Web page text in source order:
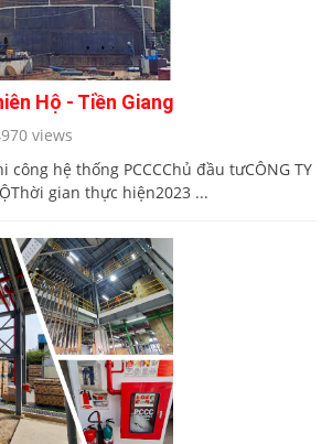
Hộ - Tiền Giang
views
công hệ thống PCCCChủ đầu tưCÔNG TY
gian thực hiện2023 ...